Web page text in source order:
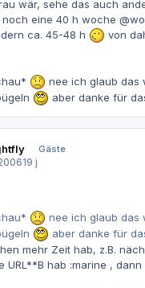
wär, sehe das auch
eine 40 h woche
ca. 45-48 h
von
nee ich glaub das
aber danke für
Gäste
19 j
nee ich glaub das
aber danke für
mehr Zeit hab, z.B.
URL**B hab :marine ,